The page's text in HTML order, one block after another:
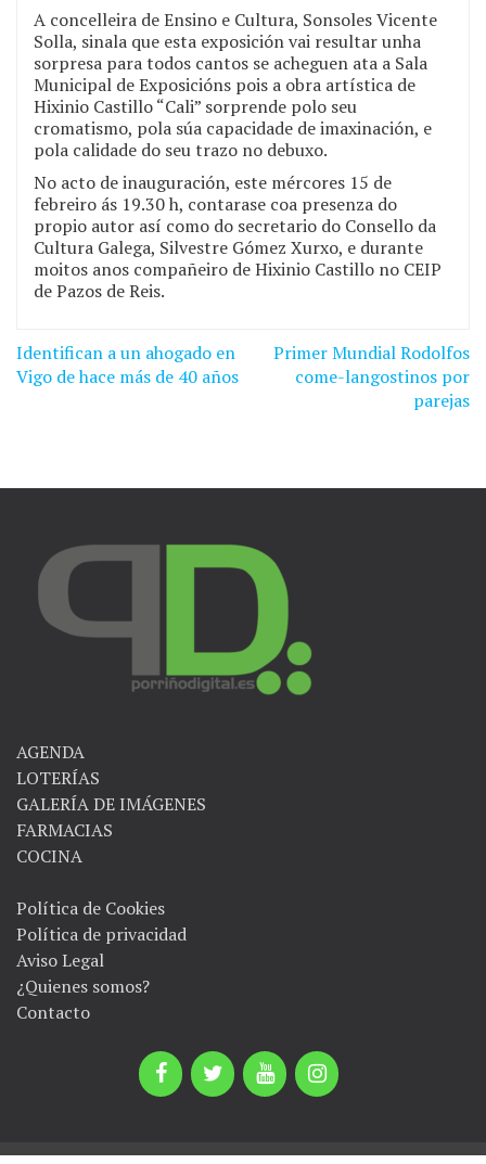
A concelleira de Ensino e Cultura, Sonsoles Vicente
Solla, sinala que esta exposición vai resultar unha
sorpresa para todos cantos se acheguen ata a Sala
Municipal de Exposicións pois a obra artística de
Hixinio Castillo “Cali” sorprende polo seu
cromatismo, pola súa capacidade de imaxinación, e
pola calidade do seu trazo no debuxo.
No acto de inauguración, este mércores 15 de
febreiro ás 19.30 h, contarase coa presenza do
propio autor así como do secretario do Consello da
Cultura Galega, Silvestre Gómez Xurxo, e durante
moitos anos compañeiro de Hixinio Castillo no CEIP
de Pazos de Reis.
Navegación
Identifican a un ahogado en
Vigo de hace más de 40 años
Primer Mundial Rodolfos
come-langostinos por
parejas
AGENDA
LOTERÍAS
GALERÍA DE IMÁGENES
FARMACIAS
COCINA
Política de Cookies
Política de privacidad
Aviso Legal
¿Quienes somos?
Contacto